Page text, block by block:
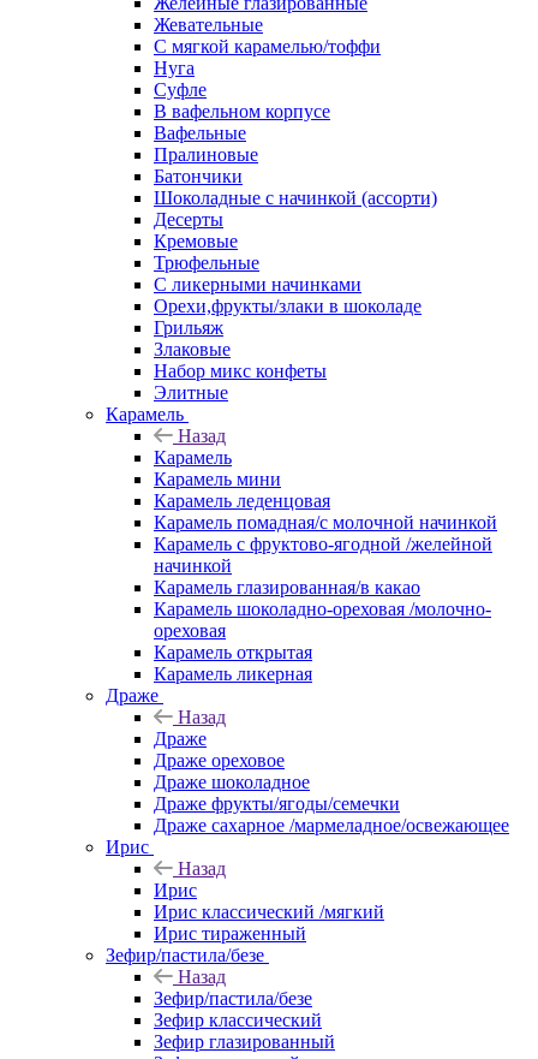
Жевательные
С мягкой карамелью/тоффи
Нуга
Суфле
В вафельном корпусе
Вафельные
Пралиновые
Батончики
Шоколадные с начинкой (ассорти)
Десерты
Кремовые
Трюфельные
С ликерными начинками
Орехи,фрукты/злаки в шоколаде
Грильяж
Злаковые
Набор микс конфеты
Элитные
Карамель
Назад
Карамель
Карамель мини
Карамель леденцовая
Карамель помадная/с молочной начинкой
Карамель с фруктово-ягодной /желейной
начинкой
Карамель глазированная/в какао
Карамель шоколадно-ореховая /молочно-
ореховая
Карамель открытая
Карамель ликерная
Драже
Назад
Драже
Драже ореховое
Драже шоколадное
Драже фрукты/ягоды/семечки
Драже сахарное /мармеладное/освежающее
Ирис
Назад
Ирис
Ирис классический /мягкий
Ирис тираженный
Зефир/пастила/безе
Назад
Зефир/пастила/безе
Зефир классический
Зефир глазированный